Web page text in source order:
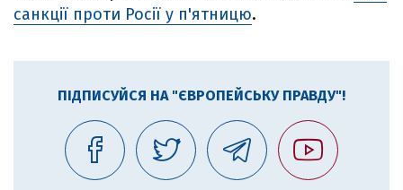
санкції проти Росії у п'ятницю.
ПІДПИСУЙСЯ НА "ЄВРОПЕЙСЬКУ ПРАВДУ"!